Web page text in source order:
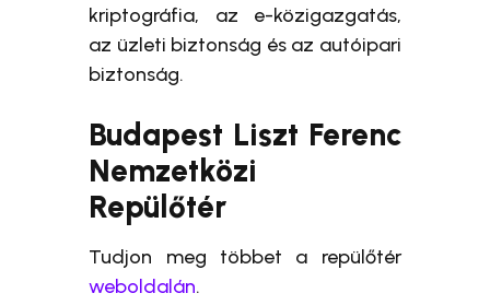
kriptográfia, az e-közigazgatás,
az üzleti biztonság és az autóipari
biztonság.
Budapest Liszt Ferenc
Nemzetközi
Repülőtér
Tudjon meg többet a repülőtér
weboldalán.